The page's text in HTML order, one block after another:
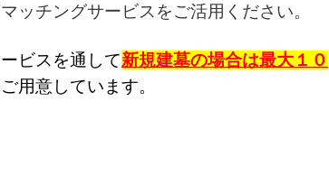
ッチングサービスをご活用ください。
ビスを通して新規建墓の場合は最大１０
用意しています。